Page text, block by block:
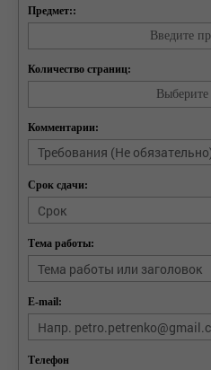
Предмет::
Введите
Количество страниц:
Комментарии:
Срок сдачи:
Тема работы:
E-mail:
Телефон